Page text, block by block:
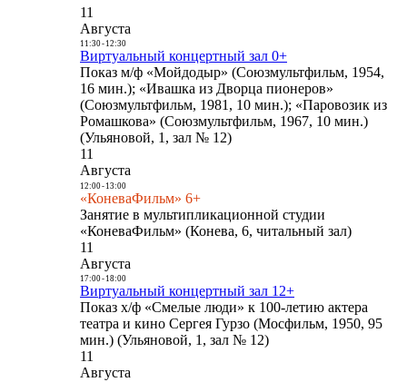
11
Августа
11:30- 12:30
Виртуальный концертный зал 0+
Показ м/ф «Мойдодыр» (Союзмультфильм, 1954,
16 мин.); «Ивашка из Дворца пионеров»
(Союзмультфильм, 1981, 10 мин.); «Паровозик из
Ромашкова» (Союзмультфильм, 1967, 10 мин.)
(Ульяновой, 1, зал № 12)
11
Августа
12:00- 13:00
«КоневаФильм» 6+
Занятие в мультипликационной студии
«КоневаФильм» (Конева, 6, читальный зал)
11
Августа
17:00- 18:00
Виртуальный концертный зал 12+
Показ х/ф «Смелые люди» к 100-летию актера
театра и кино Сергея Гурзо (Мосфильм, 1950, 95
мин.) (Ульяновой, 1, зал № 12)
11
Августа